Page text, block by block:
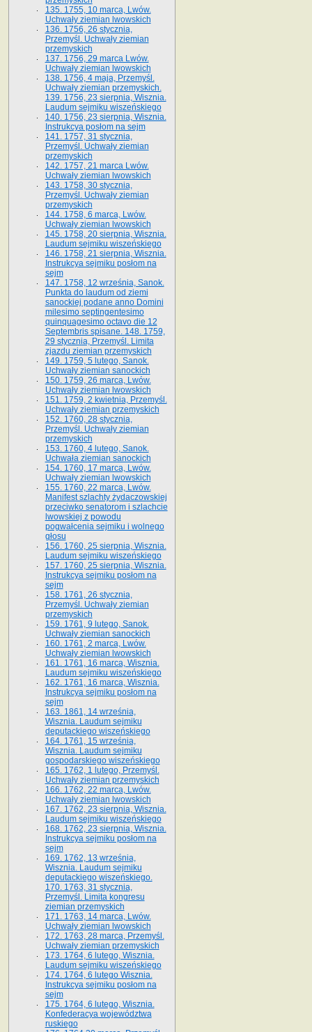
135. 1755, 10 marca, Lwów.
Uchwały ziemian lwowskich
136. 1756, 26 stycznia,
Przemyśl. Uchwały ziemian
przemyskich
137. 1756, 29 marca Lwów.
Uchwały ziemian lwowskich
138. 1756, 4 maja, Przemyśl.
Uchwały ziemian przemyskich.
139. 1756, 23 sierpnia, Wisznia.
Laudum sejmiku wiszeńskiego
140. 1756, 23 sierpnia, Wisznia.
Instrukcya posłom na sejm
141. 1757, 31 stycznia,
Przemyśl. Uchwały ziemian
przemyskich
142. 1757, 21 marca Lwów.
Uchwały ziemian lwowskich
143. 1758, 30 stycznia,
Przemyśl. Uchwały ziemian
przemyskich
144. 1758, 6 marca, Lwów.
Uchwały ziemian lwowskich
145. 1758, 20 sierpnia, Wisznia.
Laudum sejmiku wiszeńskiego
146. 1758, 21 sierpnia, Wisznia.
Instrukcya sejmiku posłom na
sejm
147. 1758, 12 września, Sanok.
Punkta do laudum od ziemi
sanockiej podane anno Domini
milesimo septingentesimo
quinquagesimo octavo die 12
Septembris spisane. 148. 1759,
29 stycznia, Przemyśl. Limita
zjazdu ziemian przemyskich
149. 1759, 5 lutego, Sanok.
Uchwały ziemian sanockich
150. 1759, 26 marca, Lwów.
Uchwały ziemian lwowskich
151. 1759, 2 kwietnia, Przemyśl.
Uchwały ziemian przemyskich
152. 1760, 28 stycznia,
Przemyśl. Uchwały ziemian
przemyskich
153. 1760, 4 lutego, Sanok.
Uchwała ziemian sanockich
154. 1760, 17 marca, Lwów.
Uchwały ziemian lwowskich
155. 1760, 22 marca, Lwów.
Manifest szlachty żydaczowskiej
przeciwko senatorom i szlachcie
lwowskiej z po­wodu
pogwałcenia sejmiku i wolnego
głosu
156. 1760, 25 sierpnia, Wisznia.
Laudum sejmiku wiszeńskiego
157. 1760, 25 sierpnia, Wisznia.
Instrukcya sejmiku posłom na
sejm
158. 1761, 26 stycznia,
Przemyśl. Uchwały ziemian
przemyskich
159. 1761, 9 lutego, Sanok.
Uchwały ziemian sanockich
160. 1761, 2 marca, Lwów.
Uchwały ziemian lwowskich
161. 1761, 16 marca, Wisznia.
Laudum sejmiku wiszeńskiego
162. 1761, 16 marca, Wisznia.
Instrukcya sejmiku posłom na
sejm
163. 1861, 14 września,
Wisznia. Laudum sejmiku
deputackiego wiszeńskiego
164. 1761, 15 września,
Wisznia. Laudum sejmiku
gospodarskiego wiszeńskiego
165. 1762, 1 lutego, Przemyśl.
Uchwały ziemian przemyskich
166. 1762, 22 marca, Lwów.
Uchwały ziemian lwowskich
167. 1762, 23 sierpnia, Wisznia.
Laudum sejmiku wiszeńskiego
168. 1762, 23 sierpnia, Wisznia.
Instrukcya sejmiku posłom na
sejm
169. 1762, 13 września,
Wisznia. Laudum sejmiku
deputackiego wiszeńskiego.
170. 1763, 31 stycznia,
Przemyśl. Limita kongresu
ziemian przemyskich
171. 1763, 14 marca, Lwów.
Uchwały ziemian lwowskich
172. 1763, 28 marca, Przemyśl.
Uchwały ziemian przemyskich
173. 1764, 6 lutego, Wisznia.
Laudum sejmiku wiszeńskiego
174. 1764, 6 lutego Wisznia.
Instrukcya sejmiku posłom na
sejm
175. 1764, 6 lutego, Wisznia.
Konfederacya województwa
ruskiego